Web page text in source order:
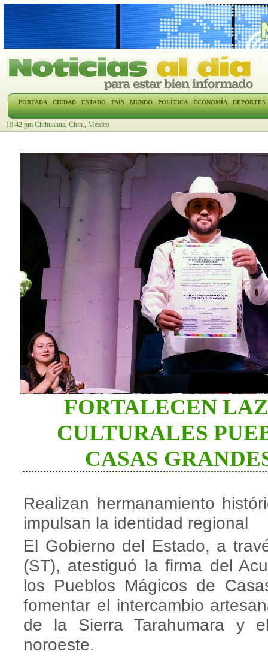
PORTADA CIUDAD ESTADO PAÍS MUNDO POLÍTICA ECONOMÍA DEPORTES
10:42 pm Chihuahua, Chih., México
FORTALECEN
CULTURALES
CASAS
Realizan hermanamiento
impulsan la identidad regional
El Gobierno del Estado, a
(ST), atestiguó la firma del
los Pueblos Mágicos de
fomentar el intercambio
de la Sierra Tarahumara y
noroeste.